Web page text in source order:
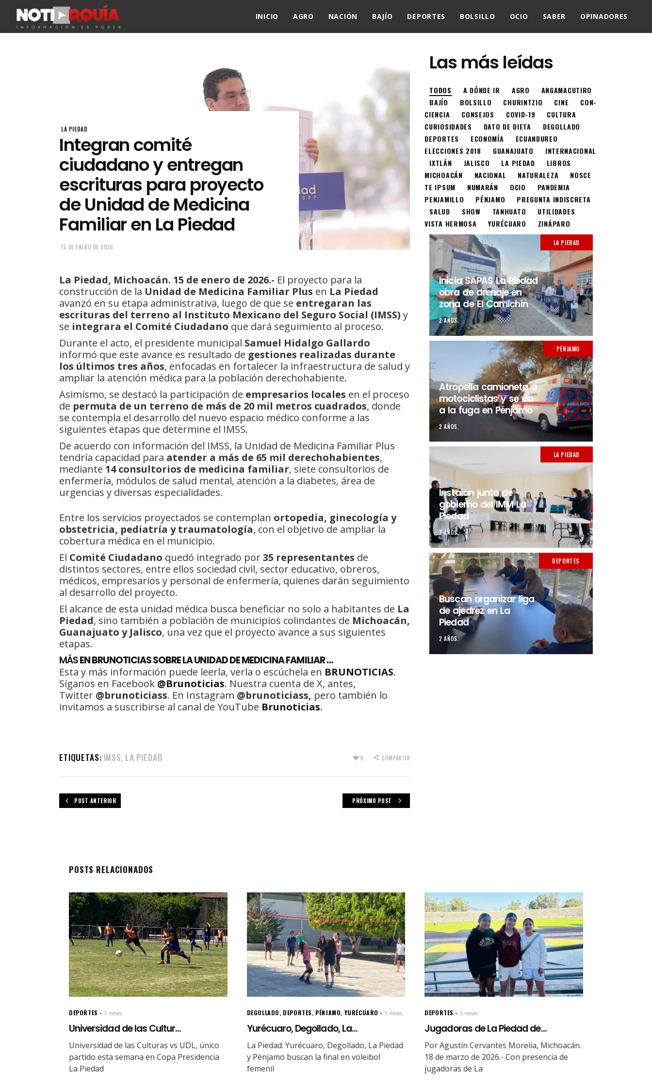
INICIO AGRO NACIÓN BAJÍO DEPORTES BOLSILLO OCIO SABER OPINADORES
LA PIEDAD
Integran comité
ciudadano y entregan
escrituras para proyecto
de Unidad de Medicina
Familiar en La Piedad
15 DE ENERO DE 2026
La Piedad, Michoacán. 15 de enero de 2026.- El proyecto para la
construcción de la Unidad de Medicina Familiar Plus en La Piedad
avanzó en su etapa administrativa, luego de que se entregaran las
escrituras del terreno al Instituto Mexicano del Seguro Social (IMSS) y
se integrara el Comité Ciudadano que dará seguimiento al proceso.
Durante el acto, el presidente municipal Samuel Hidalgo Gallardo
informó que este avance es resultado de gestiones realizadas durante
los últimos tres años, enfocadas en fortalecer la infraestructura de salud y
ampliar la atención médica para la población derechohabiente.
Asimismo, se destacó la participación de empresarios locales en el proceso
de permuta de un terreno de más de 20 mil metros cuadrados, donde
se contempla el desarrollo del nuevo espacio médico conforme a las
siguientes etapas que determine el IMSS.
De acuerdo con información del IMSS, la Unidad de Medicina Familiar Plus
tendría capacidad para atender a más de 65 mil derechohabientes,
mediante 14 consultorios de medicina familiar, siete consultorios de
enfermería, módulos de salud mental, atención a la diabetes, área de
urgencias y diversas especialidades.
Entre los servicios proyectados se contemplan ortopedia, ginecología y
obstetricia, pediatría y traumatología, con el objetivo de ampliar la
cobertura médica en el municipio.
El Comité Ciudadano quedó integrado por35 representantes de
distintos sectores, entre ellos sociedad civil, sector educativo, obreros,
médicos, empresarios y personal de enfermería, quienes darán seguimiento
al desarrollo del proyecto.
El alcance de esta unidad médica busca beneficiar no solo a habitantes de La
Piedad, sino también a población de municipios colindantes de Michoacán,
Guanajuato y Jalisco, una vez que el proyecto avance a sus siguientes
etapas.
MÁSEN BRUNOTICIAS SOBRE LA UNIDAD DE MEDICINA FAMILIAR …
Esta y más información puede leerla, verla o escúchela en BRUNOTICIAS.
Síganos en Facebook @Brunoticias. Nuestra cuenta de X, antes,
Twitter @brunoticiass. En Instagram @brunoticiass, pero también lo
invitamos a suscribirse al canal de YouTube Brunoticias.
ETIQUETAS: IMSS, LA PIEDAD 0 COMPARTIR
POST ANTERIOR PRÓXIMO POST
Las más leídas
TODOS A DÓNDE IR AGRO
ANGAMACUTIRO
BAJÍO
BOLSILLO CHURINTZIO CINE
CON-
CIENCIA
CONSEJOS COVID-19
CULTURA
CURIOSIDADES
DATO DE DIETA
DEGOLLADO
DEPORTES
ECONOMÍA
ECUANDUREO
ELECCIONES 2018
GUANAJUATO
INTERNACIONAL
IXTLÁN
JALISCO LA PIEDAD
LIBROS
MICHOACÁN
NACIONAL NATURALEZA
NOSCE
TE IPSUM
NUMARÁN OCIO
PANDEMIA
PENJAMILLO
PÉNJAMO
PREGUNTA INDISCRETA
SALUD
SHOW TANHUATO
UTILIDADES
VISTA HERMOSA
YURÉCUARO ZINÁPARO
LA PIEDAD
Inicia SAPAS La Piedad
obra de drenaje en
zona de El Camichín
2 AÑOS.
PÉNJAMO
Atropella camioneta a
motociclistas y se da
a la fuga en Pénjamo
2 AÑOS.
LA PIEDAD
Instalan junta de
gobierno del IMM La
Piedad
2 AÑOS.
DEPORTES
Buscan organizar liga
de ajedrez en La
Piedad
2 AÑOS.
POSTS RELACIONADOS
DEPORTES 5 meses.
Universidad de las Cultur...
Universidad de las Culturas vs UDL, único
partido esta semana en Copa Presidencia
La Piedad
DEGOLLADO, DEPORTES, PÉNJAMO, YURÉCUARO 5 meses.
Yurécuaro, Degollado, La...
La Piedad: Yurécuaro, Degollado, La Piedad
y Pénjamo buscan la final en voleibol
femenil
DEPORTES 5 meses.
Jugadoras de La Piedad de...
Por Agustín Cervantes Morelia, Michoacán.
18 de marzo de 2026.- Con presencia de
jugadoras de La